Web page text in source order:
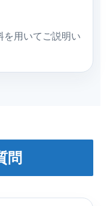
を用いてご説明い
問